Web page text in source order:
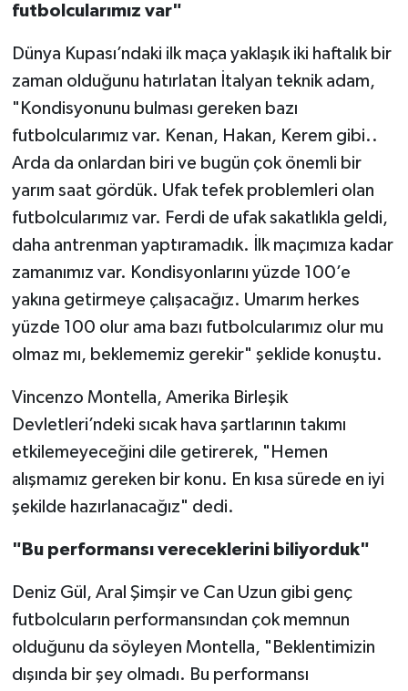
futbolcularımız var"
Dünya Kupası’ndaki ilk maça yaklaşık iki haftalık bir
zaman olduğunu hatırlatan İtalyan teknik adam,
"Kondisyonunu bulması gereken bazı
futbolcularımız var. Kenan, Hakan, Kerem gibi..
Arda da onlardan biri ve bugün çok önemli bir
yarım saat gördük. Ufak tefek problemleri olan
futbolcularımız var. Ferdi de ufak sakatlıkla geldi,
daha antrenman yaptıramadık. İlk maçımıza kadar
zamanımız var. Kondisyonlarını yüzde 100’e
yakına getirmeye çalışacağız. Umarım herkes
yüzde 100 olur ama bazı futbolcularımız olur mu
olmaz mı, beklememiz gerekir" şeklide konuştu.
Vincenzo Montella, Amerika Birleşik
Devletleri’ndeki sıcak hava şartlarının takımı
etkilemeyeceğini dile getirerek, "Hemen
alışmamız gereken bir konu. En kısa sürede en iyi
şekilde hazırlanacağız" dedi.
"Bu performansı vereceklerini biliyorduk"
Deniz Gül, Aral Şimşir ve Can Uzun gibi genç
futbolcuların performansından çok memnun
olduğunu da söyleyen Montella, "Beklentimizin
dışında bir şey olmadı. Bu performansı